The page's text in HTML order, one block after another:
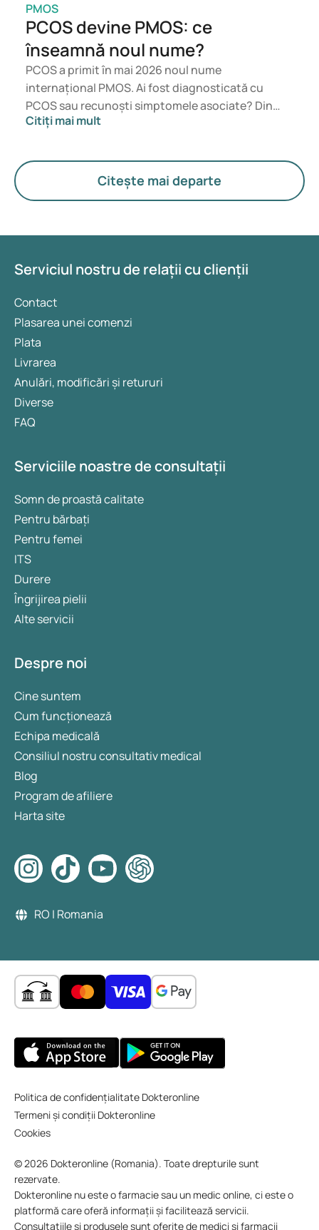
PMOS
PCOS devine PMOS: ce
înseamnă noul nume?
PCOS a primit în mai 2026 noul nume
internațional PMOS. Ai fost diagnosticată cu
PCOS sau recunoști simptomele asociate? Din
punct de vedere medical, nu se schimbă nimic
hormoni, metabolism și funcționarea ovarelor.
Citiți mai mult
Citește mai departe
Serviciul nostru de relații cu clienții
Contact
Plasarea unei comenzi
Plata
Livrarea
Anulări, modificări și retururi
Diverse
FAQ
Serviciile noastre de consultații
Somn de proastă calitate
Pentru bărbați
Pentru femei
ITS
Durere
Îngrijirea pielii
Alte servicii
Despre noi
Cine suntem
Cum funcționează
Echipa medicală
Consiliul nostru consultativ medical
Blog
Program de afiliere
Harta site
RO | Romania
Politica de confidențialitate Dokteronline
Termeni și condiții Dokteronline
Cookies
© 2026 Dokteronline (Romania). Toate drepturile sunt
rezervate.
Dokteronline nu este o farmacie sau un medic online, ci este o
platformă care oferă informații și facilitează servicii.
Consultațiile și produsele sunt oferite de medici și farmacii